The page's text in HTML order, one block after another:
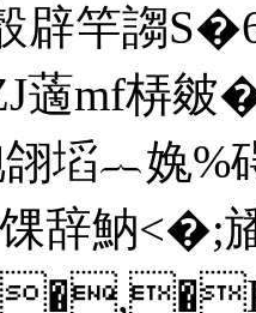
辟竿謅
藡mf梇皴
塪︷婏
辞魶<�;